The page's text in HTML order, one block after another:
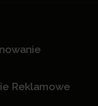
Reklamowe